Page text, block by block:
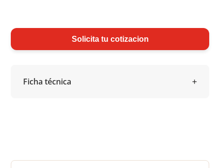
Solicita tu cotizacion
Ficha técnica